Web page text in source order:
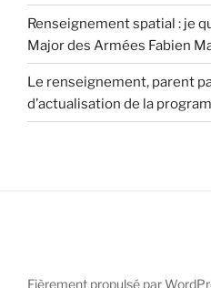
Renseignement spatial : je
Major des Armées Fabien
Le renseignement, parent
d’actualisation de la
Fièrement propulsé par